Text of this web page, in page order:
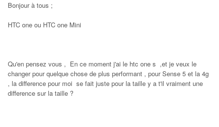
Bonjour à tous ;
HTC one ou HTC one Mini
Qu'en pensez vous , En ce moment j'ai le htc one s ,et je veux le
changer pour quelque chose de plus performant , pour Sense 5 et la 4g
, la difference pour moi se fait juste pour la taille y a t'il vraiment une
difference sur la taille ?